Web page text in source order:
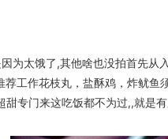
太饿了,其他啥也没拍首先从
工作花枝丸，盐酥鸡，炸鱿
专门来这吃饭都不为过,,就